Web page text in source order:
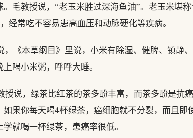
毛教授说，“老玉米胜过深海鱼油”。老玉米堪
经常吃不容易患高血压和动脉硬化等疾病。
，《本草纲目》里说，小米有除湿、健脾、镇静
喝小米粥，呼呼大睡。
授说，绿茶比红茶的茶多酚丰富，而茶多酚是抗
果你每天喝4杯绿茶，癌细胞就不分裂，而且即
就喝一杯绿茶，患癌率很低。